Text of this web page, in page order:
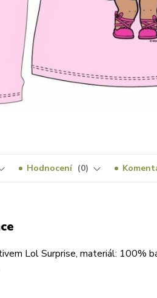
Hodnocení 0
Lol Surprise, materiál: 100%